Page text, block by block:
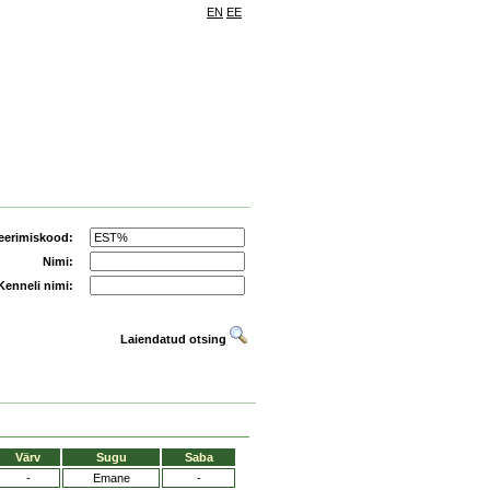
EN EE
Nimi:
nimi:
Laiendatud otsing
Värv Sugu
Saba
- Emane -